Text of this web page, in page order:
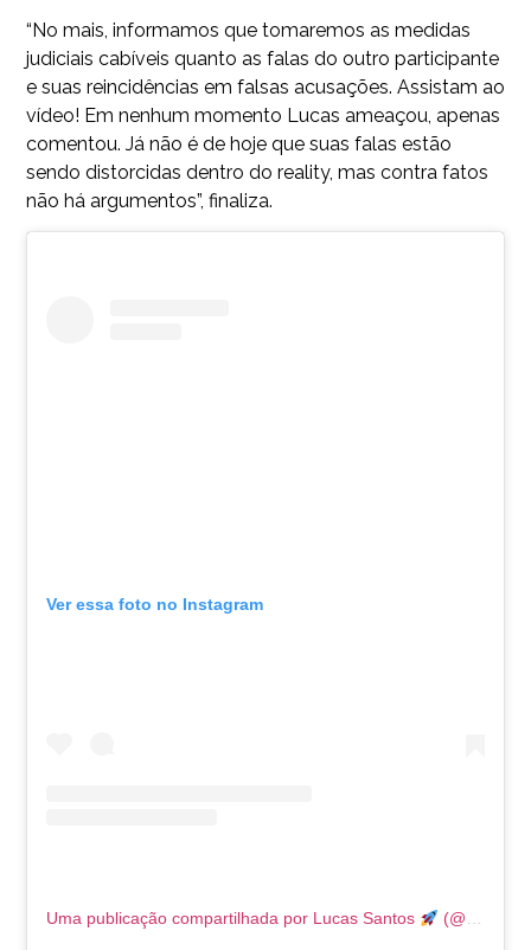
“No mais, informamos que tomaremos as medidas
judiciais cabíveis quanto as falas do outro participante
e suas reincidências em falsas acusações. Assistam ao
vídeo! Em nenhum momento Lucas ameaçou, apenas
comentou. Já não é de hoje que suas falas estão
sendo distorcidas dentro do reality, mas contra fatos
não há argumentos”, finaliza.
Ver essa foto no Instagram
Uma publicação compartilhada por Lucas Santos (@lucas)